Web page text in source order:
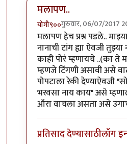
मलापण..
योगी९००गुरुवार, 06/07/2017
In reply toकाही प्रश्नby
मलापण हेच प्रश्न पडले..
नानाची टांग ह्या ऐवजी
काही पोरं म्हणायचे ..(का ते
म्हणजे टिंगणी असावी असे
पोपटाला रेकी देण्याऐवजी
भरवसा नाय काय" असे
ऑरा वाचला असता असे
प्रतिसाद देण्यासाठीलॉग